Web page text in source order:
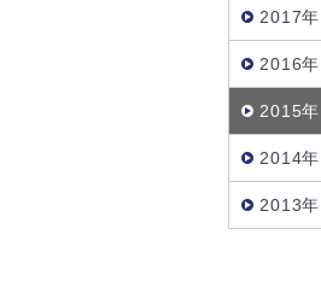
2017年
2016年
2015年
2014年
2013年